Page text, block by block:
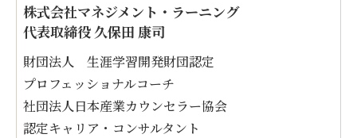
株式会社マネジメント・ラーニング
代表取締役 久保田 康司
財団法人 生涯学習開発財団認定
プロフェッショナルコーチ
社団法人日本産業カウンセラー協会
認定キャリア・コンサルタント